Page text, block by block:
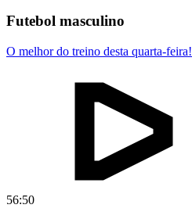
Futebol masculino
O melhor do treino desta quarta-feira!
56:50